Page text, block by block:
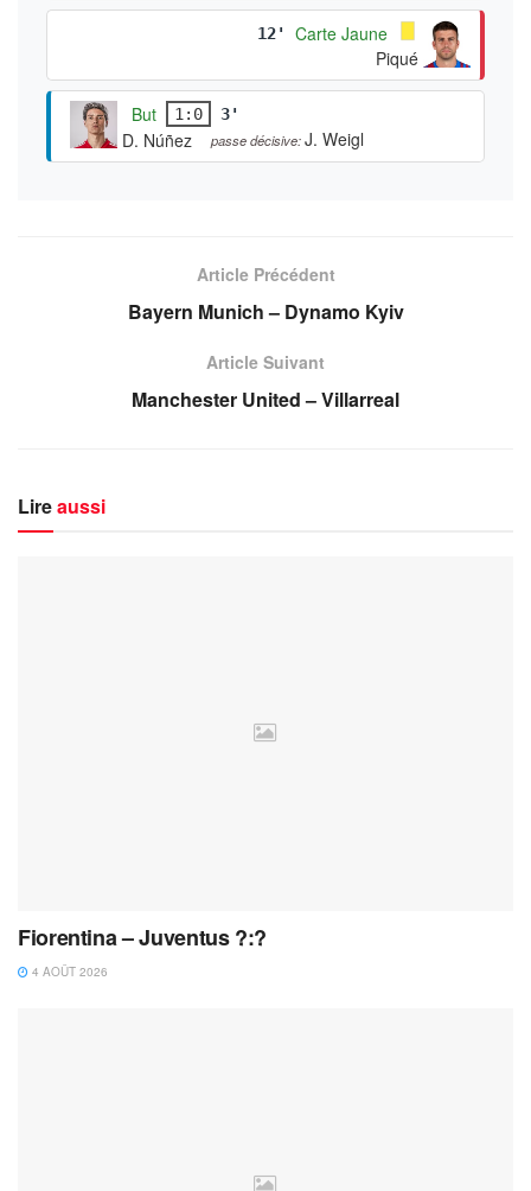
12'
Carte Jaune
Piqué
But 1:0 3'
D. Núñez passe décisive:J. Weigl
Article Précédent
Bayern Munich – Dynamo Kyiv
Article Suivant
Manchester United – Villarreal
Lireaussi
Fiorentina – Juventus ?:?
4 AOÛT 2026